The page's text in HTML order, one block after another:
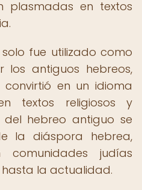
plasmadas en textos
fue utilizado como
los antiguos hebreos,
en un idioma
textos religiosos y
del hebreo antiguo se
la diáspora hebrea,
judías
la actualidad.